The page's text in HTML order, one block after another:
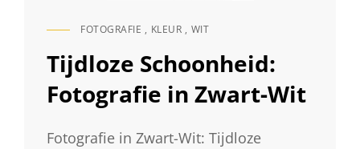
CAT
FOTOGRAFIE , KLEUR , WIT
Tijdloze Schoonheid:
Fotografie in Zwart-Wit
Fotografie in Zwart-Wit: Tijdloze